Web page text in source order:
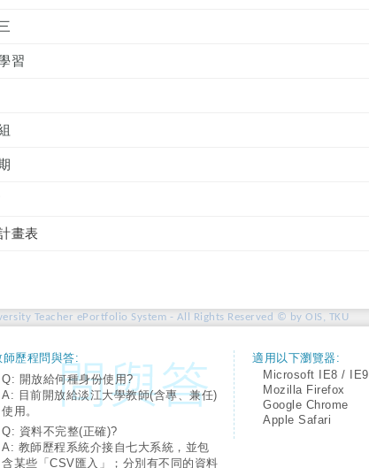
習
畫表
Teacher ePortfolio System - All Rights Reserved © by OIS, TKU
師歷程問與答:
Q: 開放給何種身份使用?
A: 目前開放給淡江大學教師(含專、兼任)
使用。
Q: 資料不完整(正確)?
A: 教師歷程系統介接自七大系統，並包
含某些「CSV匯入」；分別有不同的資料
適用以下瀏覽器:
Microsoft IE8 / IE9
Mozilla Firefox
Google Chrome
Apple Safari